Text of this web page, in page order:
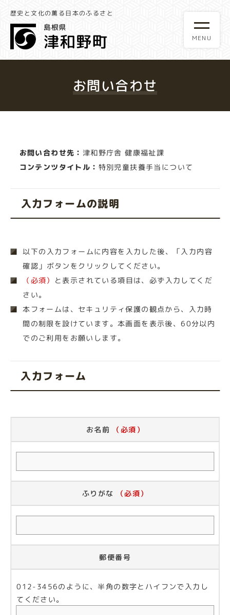
歴史と文化の薫る日本のふるさと
お問い合わせ
お問い合わせ先： 津和野庁舎 健康福祉課
コンテンツタイトル： 特別児童扶養手当について
入力フォームの説明
以下の入力フォームに内容を入力した後、「入力内容
確認」ボタンをクリックしてください。
（必須） と表示されている項目は、必ず入力してくだ
さい。
本フォームは、セキュリティ保護の観点から、入力時
間の制限を設けています。本画面を表示後、60分以内
でのご利用をお願いします。
入力フォーム
お名前 （必須）
ふりがな （必須）
郵便番号
012-3456のように、半角の数字とハイフンで入力し
てください。